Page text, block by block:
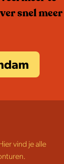
snel meer
vind je alle